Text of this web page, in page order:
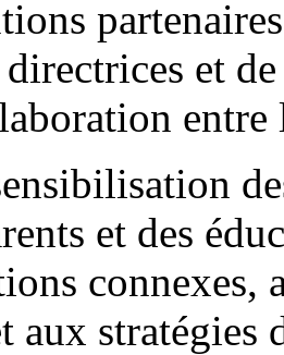
et
entre
et des
connexes,
aux stratégies